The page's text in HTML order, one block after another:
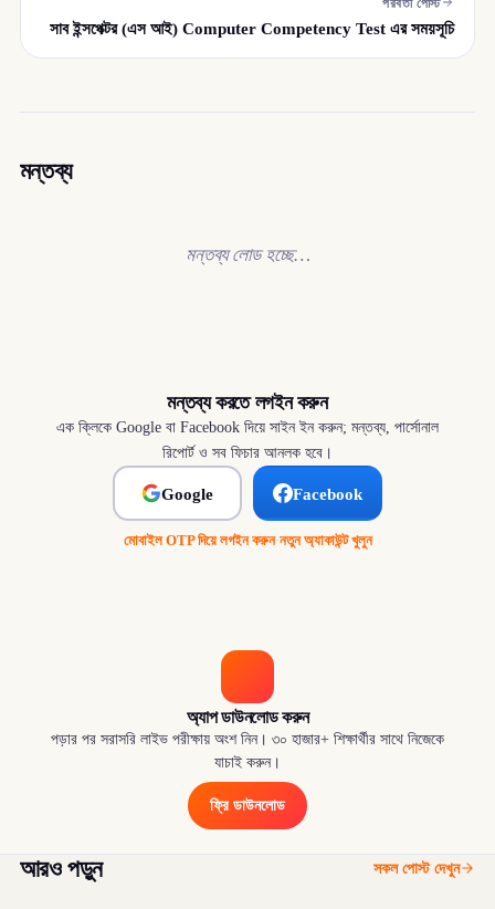
পরবর্তী পোস্ট
সাব ইন্সপেক্টর (এস আই) Computer Competency Test এর সময়সূচি
মন্তব্য
মন্তব্য লোড হচ্ছে…
মন্তব্য করতে লগইন করুন
এক ক্লিকে Google বা Facebook দিয়ে সাইন ইন করুন; মন্তব্য, পার্সোনাল
রিপোর্ট ও সব ফিচার আনলক হবে।
Google Facebook
মোবাইল OTP দিয়ে লগইন করুন·নতুন অ্যাকাউন্ট খুলুন
অ্যাপ ডাউনলোড করুন
পড়ার পর সরাসরি লাইভ পরীক্ষায় অংশ নিন। ৩০ হাজার+ শিক্ষার্থীর সাথে নিজেকে
যাচাই করুন।
ফ্রি ডাউনলোড
আরও পড়ুন সকল পোস্ট দেখুন